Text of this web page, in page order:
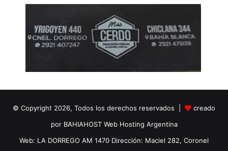
© Copyright 2026, Todos los derechos reservados |
creado
por BAHIAHOST Web Hosting Argentina
Web: LA DORREGO AM 1470 Dirección: Maciel 282, Coronel